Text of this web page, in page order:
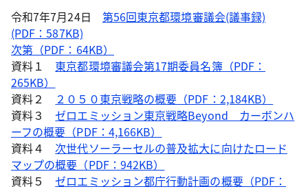
令和7年7月24日 第56回東京都環境審議会(議事録)
(PDF：587KB)
次第（PDF：64KB）
資料１ 東京都環境審議会第17期委員名簿（PDF：
265KB）
資料２
２０５０東京戦略の概要（PDF：2,184KB）
資料３ゼロエミッション東京戦略Beyond カーボンハ
ーフの概要（PDF：4,166KB）
資料４次世代ソーラーセルの普及拡大に向けたロード
マップの概要（PDF：942KB）
資料５ゼロエミッション都庁行動計画の概要（PDF：